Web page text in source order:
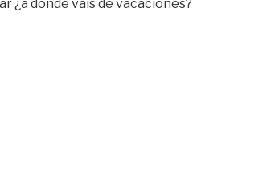
¿a donde vais de vacaciones?